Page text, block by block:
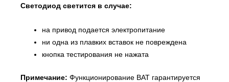
Светодиод светится в случае:
на привод подается электропитание
ни одна из плавких вставок не повреждена
кнопка тестирования не нажата
Примечание: Функционирование BAT гарантируется